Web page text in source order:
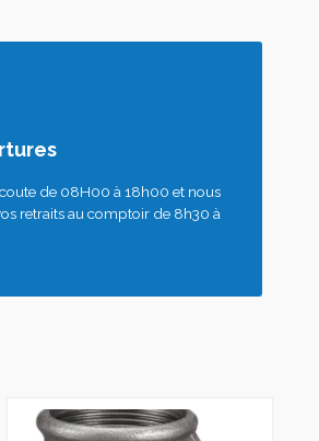
de 08H00 à 18h00 et nous
retraits au comptoir de 8h30 à